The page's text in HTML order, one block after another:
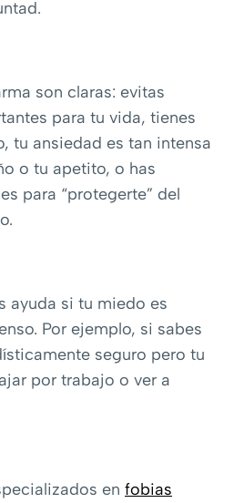
son claras: evitas
para tu vida, tienes
tu ansiedad es tan intensa
o tu apetito, o has
para “protegerte” del
ayuda si tu miedo es
Por ejemplo, si sabes
seguro pero tu
por trabajo o ver a
en fobias